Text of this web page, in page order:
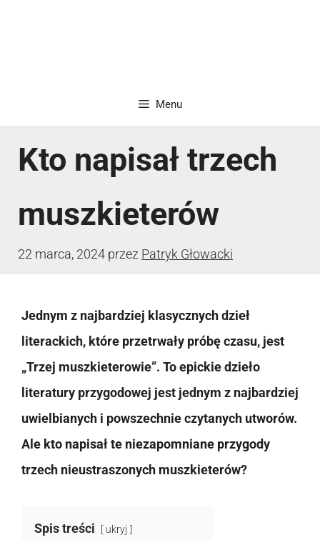
Menu
Kto napisał trzech
muszkieterów
22 marca, 2024 przez Patryk Głowacki
Jednym z najbardziej klasycznych dzieł
literackich, które przetrwały próbę czasu, jest
„Trzej muszkieterowie”. To epickie dzieło
literatury przygodowej jest jednym z najbardziej
uwielbianych i powszechnie czytanych utworów.
Ale kto napisał te niezapomniane przygody
trzech nieustraszonych muszkieterów?
Spis treści ukryj